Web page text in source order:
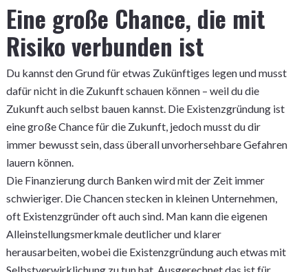
Eine große Chance, die mit
Risiko verbunden ist
Du kannst den Grund für etwas Zukünftiges legen und musst
dafür nicht in die Zukunft schauen können – weil du die
Zukunft auch selbst bauen kannst. Die Existenzgründung ist
eine große Chance für die Zukunft, jedoch musst du dir
immer bewusst sein, dass überall unvorhersehbare Gefahren
lauern können.
Die Finanzierung durch Banken wird mit der Zeit immer
schwieriger. Die Chancen stecken in kleinen Unternehmen,
oft Existenzgründer oft auch sind. Man kann die eigenen
Alleinstellungsmerkmale deutlicher und klarer
herausarbeiten, wobei die Existenzgründung auch etwas mit